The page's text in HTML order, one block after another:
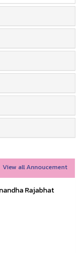
View all Annoucement
Rajabhat